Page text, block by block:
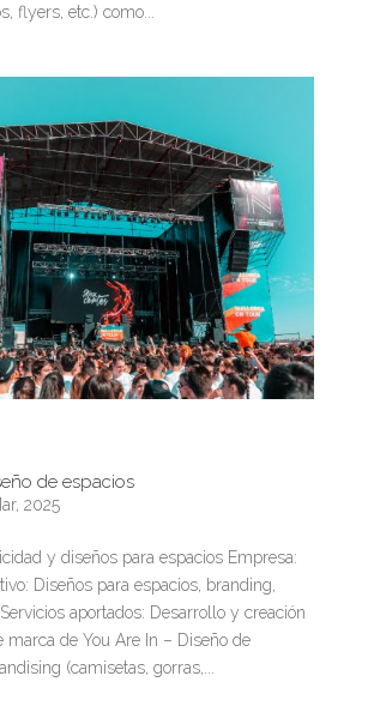
flyers, etc.) como...
de espacios
2025
y diseños para espacios Empresa:
Diseños para espacios, branding,
aportados: Desarrollo y creación
marca de You Are In – Diseño de
(camisetas, gorras,...